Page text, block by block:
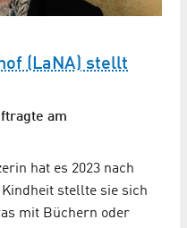
(LaNA) stellt
am
hat es 2023 nach
stellte sie sich
mit Büchern oder